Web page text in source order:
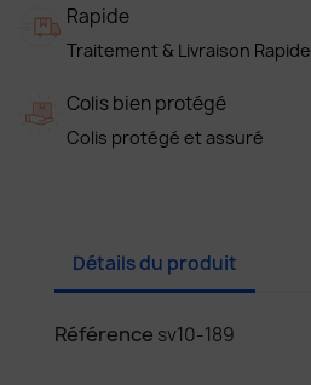
Rapide
Traitement & Livraison Rapide
Colis bien protégé
Colis protégé et assuré
Détails du produit
Référence sv10-189